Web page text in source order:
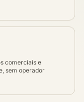
comerciais e
sem operador